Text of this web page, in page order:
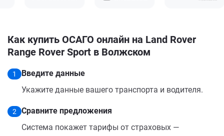
Как купить ОСАГО онлайн на Land Rover
Range Rover Sport в Волжском
1
Введите данные
Укажите данные вашего транспорта и водителя.
2
Сравните предложения
Система покажет тарифы от страховых —